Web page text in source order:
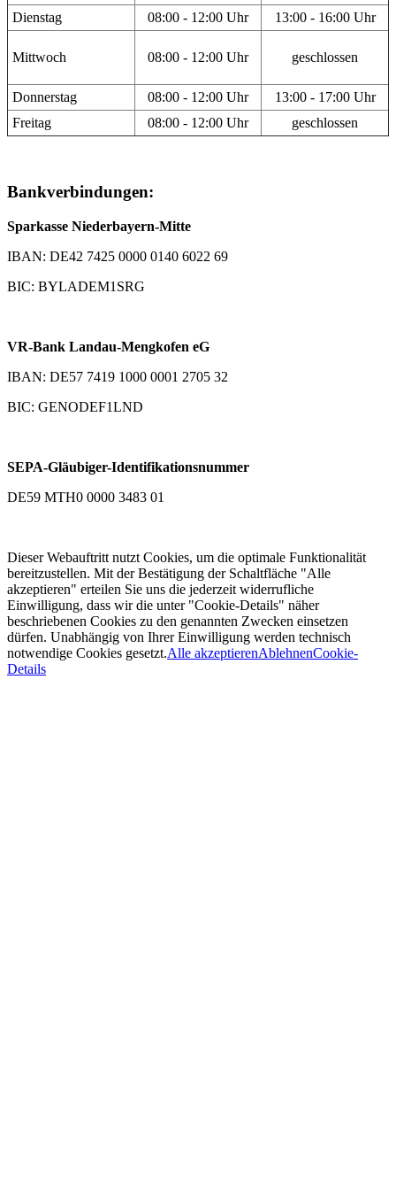
Dienstag
08:00 - 12:00 Uhr 13:00 - 16:00 Uhr
Mittwoch 08:00 - 12:00 Uhr geschlossen
Donnerstag 08:00 - 12:00 Uhr
13:00 - 17:00 Uhr
Freitag
08:00 - 12:00 Uhr geschlossen
Bankverbindungen:
Sparkasse Niederbayern-Mitte
IBAN: DE42 7425 0000 0140 6022 69
BIC: BYLADEM1SRG
VR-Bank Landau-Mengkofen eG
IBAN: DE57 7419 1000 0001 2705 32
BIC: GENODEF1LND
SEPA-Gläubiger-Identifikationsnummer
DE59 MTH0 0000 3483 01
Dieser Webauftritt nutzt Cookies, um die optimale Funktionalität
bereitzustellen. Mit der Bestätigung der Schaltfläche "Alle
akzeptieren" erteilen Sie uns die jederzeit widerrufliche
Einwilligung, dass wir die unter "Cookie-Details" näher
beschriebenen Cookies zu den genannten Zwecken einsetzen
dürfen. Unabhängig von Ihrer Einwilligung werden technisch
notwendige Cookies gesetzt.Alle akzeptierenAblehnenCookie-
Details